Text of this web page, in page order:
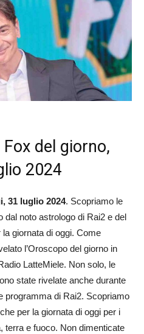
del giorno,
2024
31 luglio 2024. Scopriamo le
dal noto astrologo di Rai2 e del
la giornata di oggi. Come
l’Oroscopo del giorno in
LatteMiele. Non solo, le
state rivelate anche durante
programma di Rai2. Scopriamo
per la giornata di oggi per i
terra e fuoco. Non dimenticate